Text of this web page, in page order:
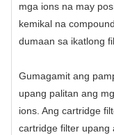
mga ions na may
kemikal na
dumaan sa ikatlong
Gumagamit ang
upang palitan ang
ions. Ang cartridge
cartridge filter upang